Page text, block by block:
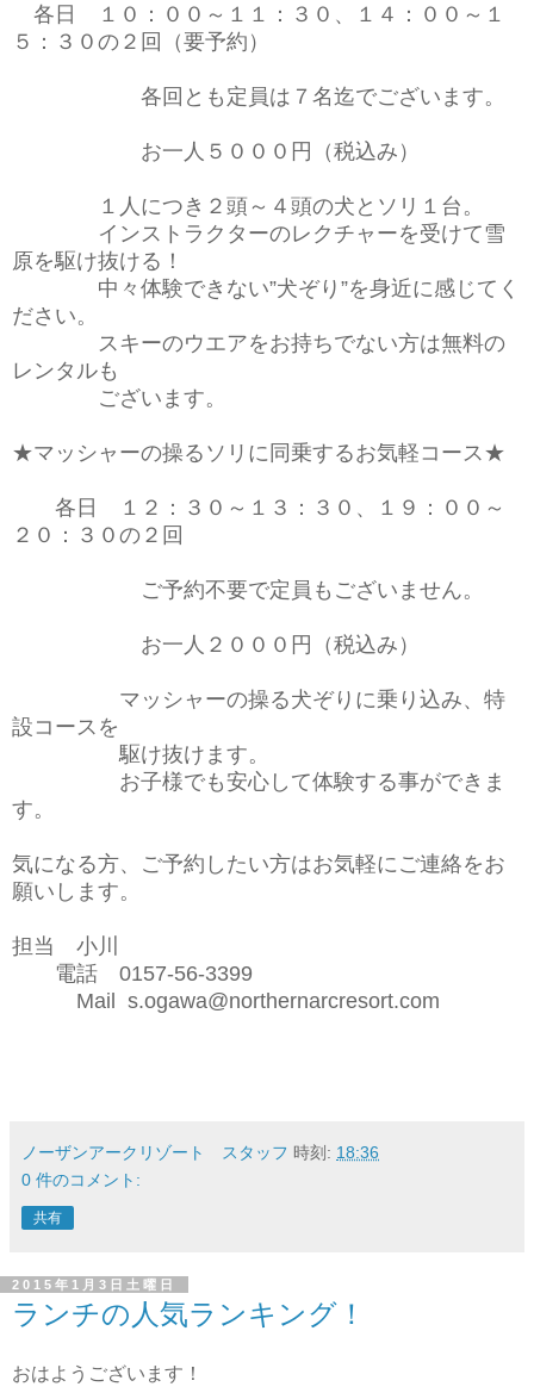
各日 １０：００～１１：３０、１４：００～１
５：３０の２回（要予約）
各回とも定員は７名迄でございます。
お一人５０００円（税込み）
１人につき２頭～４頭の犬とソリ１台。
インストラクターのレクチャーを受けて雪
原を駆け抜ける！
中々体験できない”犬ぞり”を身近に感じてく
ださい。
スキーのウエアをお持ちでない方は無料の
レンタルも
ございます。
★マッシャーの操るソリに同乗するお気軽コース★
各日 １２：３０～１３：３０、１９：００～
２０：３０の２回
ご予約不要で定員もございません。
お一人２０００円（税込み）
マッシャーの操る犬ぞりに乗り込み、特
設コースを
駆け抜けます。
お子様でも安心して体験する事ができま
す。
気になる方、ご予約したい方はお気軽にご連絡をお
願いします。
担当 小川
電話 0157-56-3399
Mail s.ogawa@northernarcresort.com
ノーザンアークリゾート スタッフ 時刻: 18:36
0 件のコメント:
共有
2015年1月3日土曜日
ランチの人気ランキング！
おはようございます！